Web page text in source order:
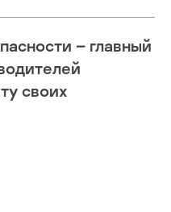
– главный
своих